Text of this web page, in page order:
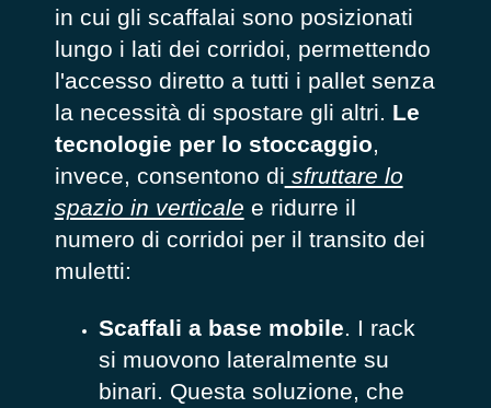
in cui gli scaffalai sono posizionati
lungo i lati dei corridoi, permettendo
l'accesso diretto a tutti i pallet senza
la necessità di spostare gli altri. Le
tecnologie per lo stoccaggio,
invece, consentono di sfruttare lo
spazio in verticale e ridurre il
numero di corridoi per il transito dei
muletti:
Scaffali a base mobile . I rack
si muovono lateralmente su
binari. Questa soluzione, che